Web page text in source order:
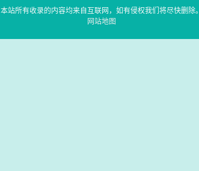
本站所有收录的内容均来自互联网，如有侵权我们将尽快删除。
网站地图